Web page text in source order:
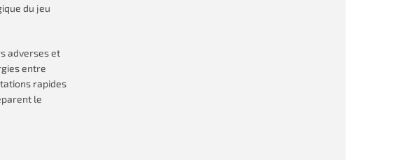
du jeu
adverses et
entre
rapides
le